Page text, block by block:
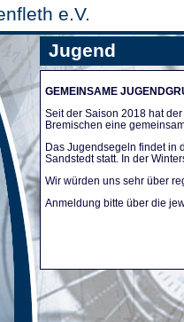
e.V.
Jugend
GEMEINSAME
Seit der Saison 2018 hat
Bremischen eine
Das Jugendsegeln findet in
Sandstedt statt. In der
Wir würden uns sehr über
Anmeldung bitte über die